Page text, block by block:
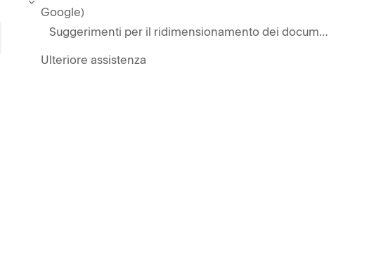
Google)
Suggerimenti per il ridimensionamento dei documenti
Ulteriore assistenza